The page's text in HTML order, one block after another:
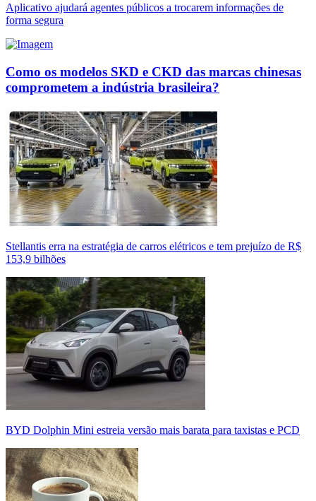
Aplicativo ajudará agentes públicos a trocarem informações de
forma segura
Como os modelos SKD e CKD das marcas chinesas
comprometem a indústria brasileira?
Stellantis erra na estratégia de carros elétricos e tem prejuízo de R$
153,9 bilhões
BYD Dolphin Mini estreia versão mais barata para taxistas e PCD